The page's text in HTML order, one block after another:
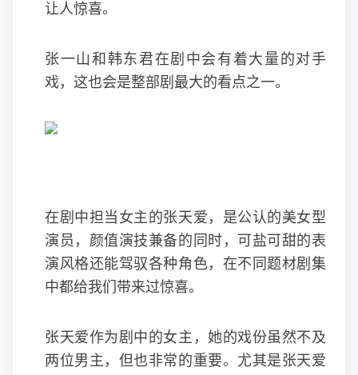
让人惊喜。
张一山和韩东君在剧中会有着大量的对手
戏，这也会是整部剧最大的看点之一。
在剧中担当女主的张天爱，是公认的美女型
演员，颜值演技兼备的同时，可盐可甜的表
演风格还能驾驭各种角色，在不同题材剧集
中都给我们带来过惊喜。
张天爱作为剧中的女主，她的戏份虽然不及
两位男主，但也非常的重要。尤其是张天爱